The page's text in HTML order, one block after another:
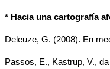
* Hacia una cartografía
Deleuze, G. (2008). En
Passos, E., Kastrup, V.,